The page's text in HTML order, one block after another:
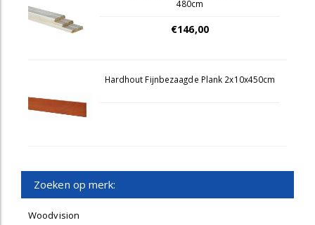
480cm
€146,00
Hardhout Fijnbezaagde Plank 2x10x450cm
Zoeken op merk:
Woodvision